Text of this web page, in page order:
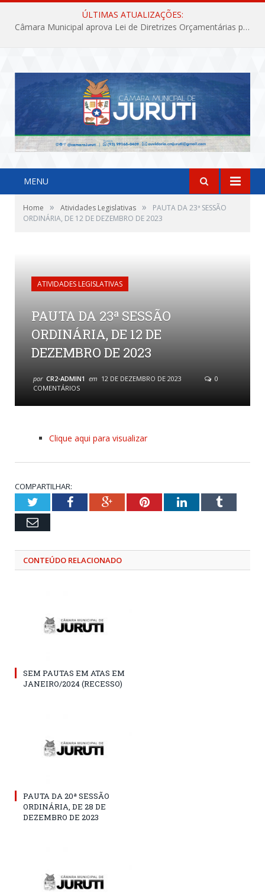
ÚLTIMAS ATUALIZAÇÕES:
Câmara Municipal aprova Lei de Diretrizes Orçamentárias para o exercício financeiro de 2027
MENU
Home » Atividades Legislativas »
PAUTA DA 23ª SESSÃO
ORDINÁRIA, DE 12 DE DEZEMBRO DE 2023
ATIVIDADES LEGISLATIVAS
PAUTA DA 23ª SESSÃO
ORDINÁRIA, DE 12 DE
DEZEMBRO DE 2023
por CR2-ADMIN1 em 12 DE DEZEMBRO DE 2023
0
COMENTÁRIOS
Clique aqui para visualizar
COMPARTILHAR:
TwitterFacebookGoogle+PinterestLinkedInTumblr
Email
CONTEÚDO RELACIONADO
SEM PAUTAS EM ATAS EM
JANEIRO/2024 (RECESSO)
PAUTA DA 20ª SESSÃO
ORDINÁRIA, DE 28 DE
DEZEMBRO DE 2023